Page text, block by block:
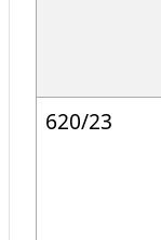
620/23